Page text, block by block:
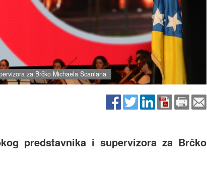
za Brčko Michaela Scanlana
predstavnika i supervizora za Brčko